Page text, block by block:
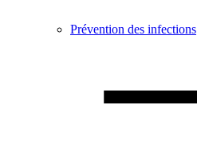
Prévention des infections